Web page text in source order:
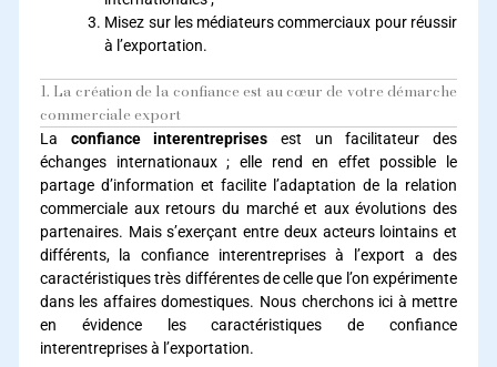
Misez sur les médiateurs commerciaux pour réussir
à l’exportation.
1. La création de la confiance est au cœur de votre démarche
commerciale export
La confiance interentreprises est un facilitateur des
échanges internationaux ; elle rend en effet possible le
partage d’information et facilite l’adaptation de la relation
commerciale aux retours du marché et aux évolutions des
partenaires. Mais s’exerçant entre deux acteurs lointains et
différents, la confiance interentreprises à l’export a des
caractéristiques très différentes de celle que l’on expérimente
dans les affaires domestiques. Nous cherchons ici à mettre
en évidence les caractéristiques de confiance
interentreprises à l’exportation.